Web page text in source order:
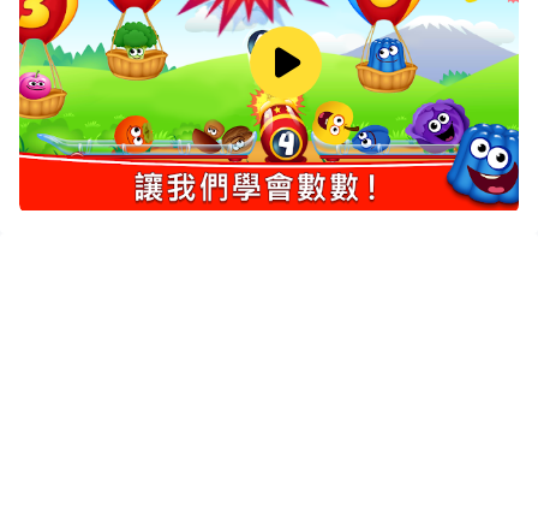
下載趣味食物 123！ 兒童遊戲：寶寶學數字和趣味數學遊
戲並在PC上運行。享受PC端的大螢幕和高畫質畫質吧!
😍 "趣味食物 123！ 兒童遊戲：寶寶學數字和趣味數學遊
戲"是最受歡迎的兒童啟蒙教育類應用的續集。🍎🍐🍊 通過
玩有趣的水果和蔬菜，你的孩子將鍛煉他們的記憶力，發展
他們的專注力和邏輯能力！我們有趣的人物將幫助學齡前兒